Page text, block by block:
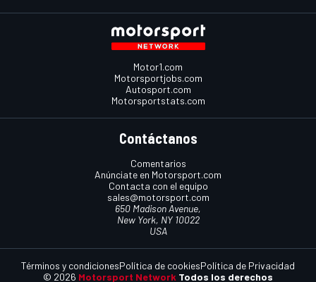
Motor1.com
Motorsportjobs.com
Autosport.com
Motorsportstats.com
Contáctanos
Comentarios
Anúnciate en Motorsport.com
Contacta con el equipo
sales@motorsport.com
650 Madison Avenue,
New York, NY 10022
USA
© 2026 Motorsport Network Todos los derechos
Términos y condicionesPolítica de cookiesPolítica de Privacidad